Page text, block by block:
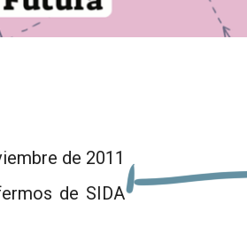
de 2011
de SIDA